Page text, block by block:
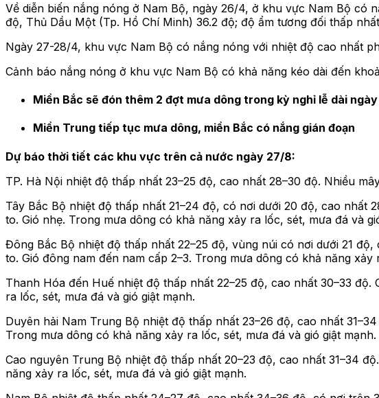
Về diễn biến nắng nóng ở Nam Bộ, ngày 26/4, ở khu vực Nam Bộ có
độ, Thủ Dầu Một (Tp. Hồ Chí Minh) 36.2 độ; độ ẩm tương đối thấp
Ngày 27-28/4, khu vực Nam Bộ có nắng nóng với nhiệt độ cao nhất
Cảnh báo nắng nóng ở khu vực Nam Bộ có khả năng kéo dài đến
Miền Bắc sẽ đón thêm 2 đợt mưa dông trong kỳ nghỉ lễ dài ngày
Miền Trung tiếp tục mưa dông, miền Bắc có nắng gián đoạn
Dự báo thời tiết các khu vực trên cả nước ngày 27/8:
TP. Hà Nội nhiệt độ thấp nhất 23–25 độ, cao nhất 28–30 độ. Nhiều
Tây Bắc Bộ nhiệt độ thấp nhất 21–24 độ, có nơi dưới 20 độ, cao nhất
to. Gió nhẹ. Trong mưa dông có khả năng xảy ra lốc, sét, mưa đá và
Đông Bắc Bộ nhiệt độ thấp nhất 22–25 độ, vùng núi có nơi dưới 21
to. Gió đông nam đến nam cấp 2–3. Trong mưa dông có khả năng xảy
Thanh Hóa đến Huế nhiệt độ thấp nhất 22–25 độ, cao nhất 30–33
ra lốc, sét, mưa đá và gió giật mạnh.
Duyên hải Nam Trung Bộ nhiệt độ thấp nhất 23–26 độ, cao nhất
Trong mưa dông có khả năng xảy ra lốc, sét, mưa đá và gió giật mạnh.
Cao nguyên Trung Bộ nhiệt độ thấp nhất 20–23 độ, cao nhất 31–34
năng xảy ra lốc, sét, mưa đá và gió giật mạnh.